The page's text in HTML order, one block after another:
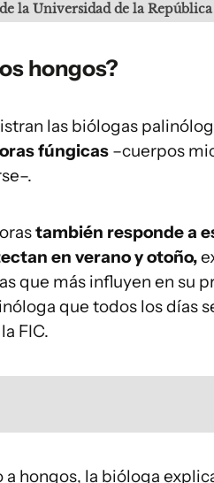
la Universidad de la República
hongos?
las biólogas
fúngicas –cuerpos
también responde a
en verano y otoño,
que más influyen en su
que todos los días
FIC.
hongos, la bióloga